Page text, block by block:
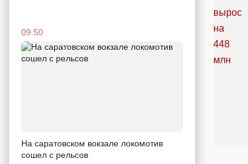
09:50
На саратовском вокзале локомотив
сошел с рельсов